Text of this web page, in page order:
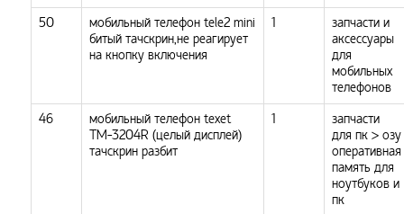
50
мобильный телефон tele2 mini
битый тачскрин,не реагирует
на кнопку включения
1
запчасти и
аксессуары
для
мобильных
телефонов
46
мобильный телефон texet
TM-3204R (целый дисплей)
тачскрин разбит
1
запчасти
для пк > озу
оперативная
память для
ноутбуков и
пк